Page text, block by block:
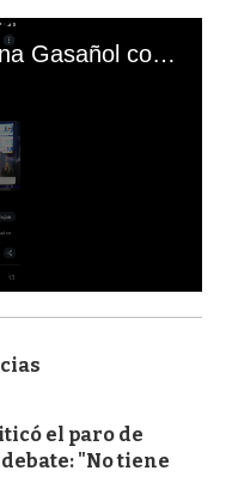
El mal momento de Yanina Gasañol con un hincha argentino en "Subrayado"
el paro de
"No tiene